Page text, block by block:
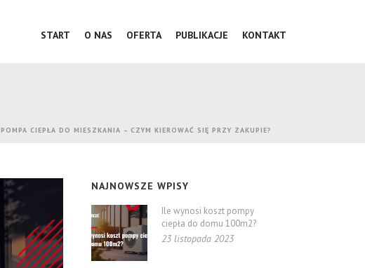
START O NAS OFERTA PUBLIKACJE KONTAKT
POMPA CIEPŁA DO MIESZKANIA – CZYM KIEROWAĆ SIĘ PRZY ZAKUPIE?
NAJNOWSZE WPISY
Ile wynosi koszt pompy
ciepła do domu 100m2?
23 listopada 2023